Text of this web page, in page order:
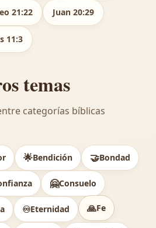
21:22 Juan 20:29
11:3
temas
categorías bíblicas
🌟Bendición 🤝Bondad
🤗Consuelo
♾️Eternidad 🙏Fe